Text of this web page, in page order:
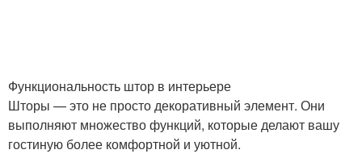
Современные шторы Аксессуары для штор
Функциональность штор в интерьере
Шторы — это не просто декоративный элемент. Они
выполняют множество функций, которые делают вашу
гостиную более комфортной и уютной.